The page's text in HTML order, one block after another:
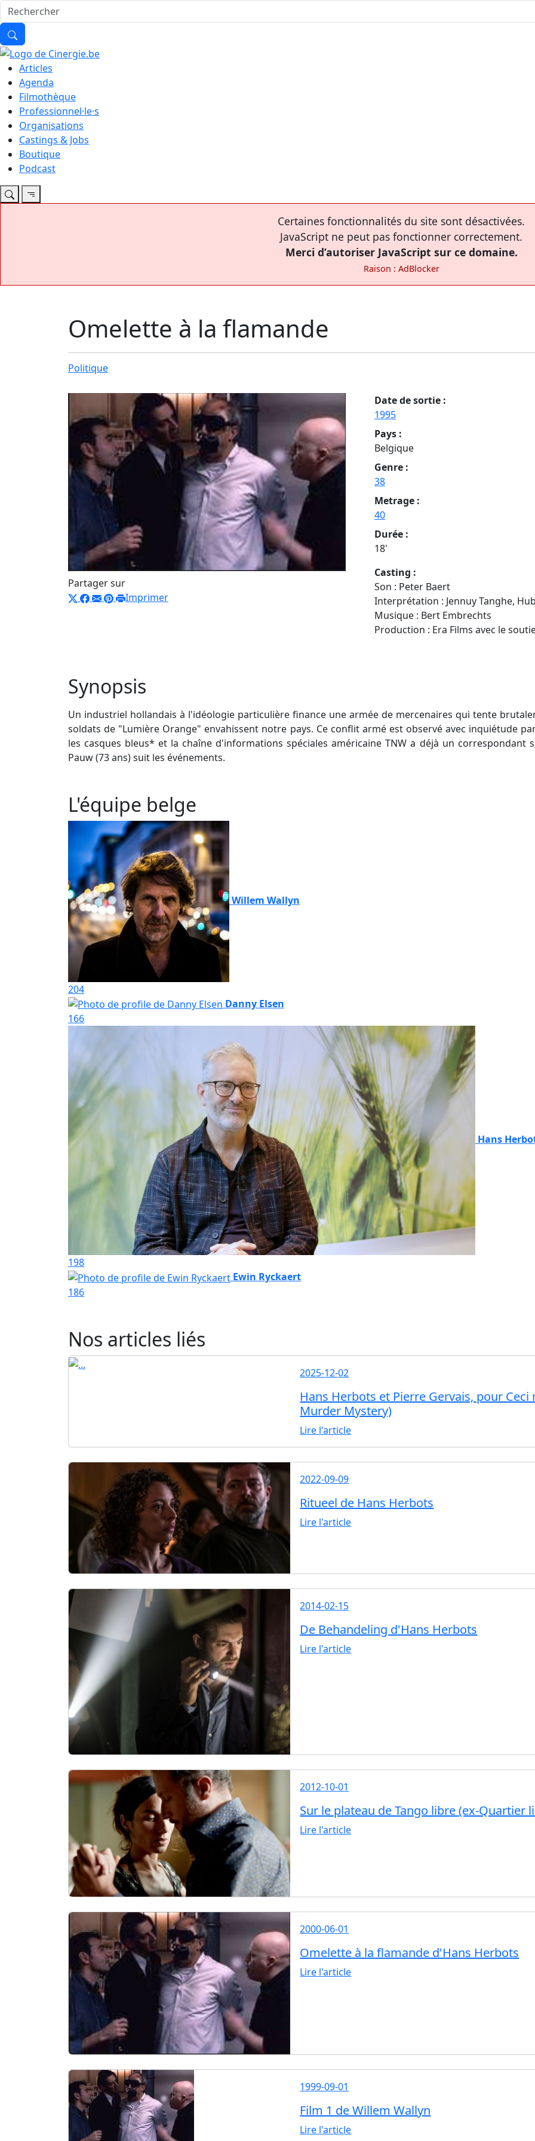
Articles
Agenda
Filmothèque
Professionnel·le·s
Organisations
Castings & Jobs
Boutique
Podcast
Certaines fonctionnalités du site sont désactivées.
JavaScript ne peut pas fonctionner correctement.
Merci d’autoriser JavaScript sur ce domaine.
Raison : AdBlocker
Omelette à la flamande
Politique
Partager sur
Imprimer
Date de sortie :
1995
Pays :
Belgique
Genre :
38
Metrage :
40
Durée :
18'
Casting :
Son : Peter Baert
Interprétation : Jennuy Tanghe,
Musique : Bert Embrechts
Production : Era Films avec le
Synopsis
Un industriel hollandais à l'idéologie particulière finance une armée de mercenaires qui tente
soldats de "Lumière Orange" envahissent notre pays. Ce conflit armé est observé avec inquiétude
les casques bleus* et la chaîne d'informations spéciales américaine TNW a déjà un correspondant
Pauw (73 ans) suit les événements.
L'équipe belge
Willem Wallyn
204
Danny Elsen
166
Hans
198
Ewin Ryckaert
186
Nos articles liés
2025-12-02
Hans Herbots et Pierre Gervais, pour
Murder Mystery)
Lire l'article
2022-09-09
Ritueel de Hans Herbots
Lire l'article
2014-02-15
De Behandeling d'Hans Herbots
Lire l'article
2012-10-01
Sur le plateau de Tango libre (ex-Quartier
Lire l'article
2000-06-01
Omelette à la flamande d'Hans Herbots
Lire l'article
1999-09-01
Film 1 de Willem Wallyn
Lire l'article